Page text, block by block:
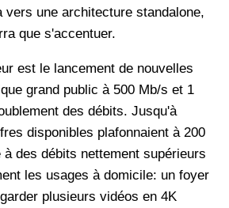
vers une architecture standalone,
que s'accentuer.
est le lancement de nouvelles
grand public à 500 Mb/s et 1
des débits. Jusqu'à
disponibles plafonnaient à 200
des débits nettement supérieurs
les usages à domicile: un foyer
plusieurs vidéos en 4K